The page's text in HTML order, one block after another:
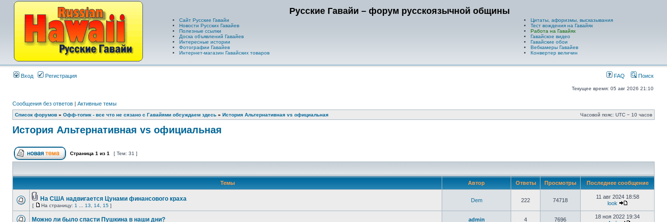
Русские Гавайи – форум русскоязычной общины
Сайт Русские Гавайи
Новости Русских Гавайев
Полезные ссылки
Доска объявлений Гавайев
Интересные истории
Фотографии Гавайев
Интернет-магазин Гавайских товаров
Цитаты, афоризмы, высказывания
Тест вождения на Гавайях
Работа на Гавайях
Гавайское видео
Гавайские обои
Вебкамеры Гавайев
Конвертер величин
Вход Регистрация FAQ Поиск
Текущее время: 05 авг 2026 21:10
Сообщения без ответов | Активные темы
Список форумов » Офф-топик - все что не сязано с Гавайями обсуждаем здесь » История Альтернативная vs официальная Часовой пояс: UTC − 10 часов
История Альтернативная vs официальная
Страница 1 из 1 [ Тем: 31 ]
Темы Автор Ответы Просмотры Последнее сообщение
На США надвигается Цунами финансового краха
[ На страницу: 1 13 14 15 ]
Dem 222 74718
11 авг 2024 18:58
look
Можно ли было спасти Пушкина в наши дни? admin 4 7696
18 ноя 2022 19:34